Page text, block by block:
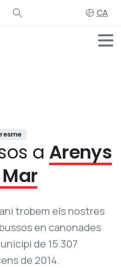
CA
a Arenys
trobem els nostres
en canonades
de 15.307
de 2014.